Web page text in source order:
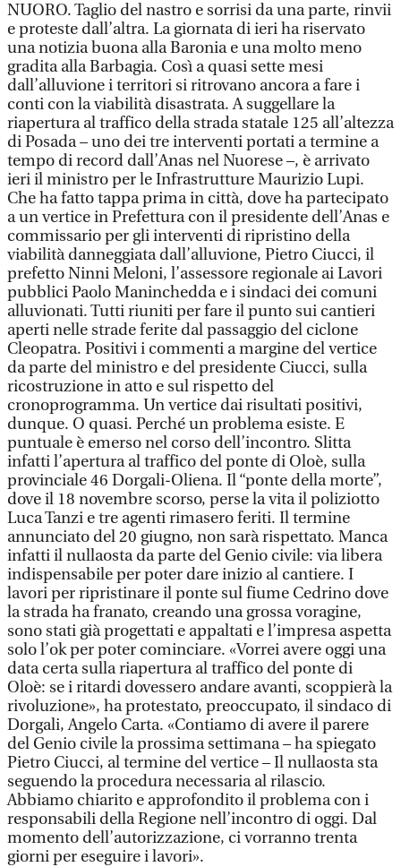
NUORO. Taglio del nastro e sorrisi da una parte, rinvii
e proteste dall’altra. La giornata di ieri ha riservato
una notizia buona alla Baronia e una molto meno
gradita alla Barbagia. Così a quasi sette mesi
dall’alluvione i territori si ritrovano ancora a fare i
conti con la viabilità disastrata. A suggellare la
riapertura al traffico della strada statale 125 all’altezza
di Posada – uno dei tre interventi portati a termine a
tempo di record dall’Anas nel Nuorese –, è arrivato
ieri il ministro per le Infrastrutture Maurizio Lupi.
Che ha fatto tappa prima in città, dove ha partecipato
a un vertice in Prefettura con il presidente dell’Anas e
commissario per gli interventi di ripristino della
viabilità danneggiata dall’alluvione, Pietro Ciucci, il
prefetto Ninni Meloni, l’assessore regionale ai Lavori
pubblici Paolo Maninchedda e i sindaci dei comuni
alluvionati. Tutti riuniti per fare il punto sui cantieri
aperti nelle strade ferite dal passaggio del ciclone
Cleopatra. Positivi i commenti a margine del vertice
da parte del ministro e del presidente Ciucci, sulla
ricostruzione in atto e sul rispetto del
cronoprogramma. Un vertice dai risultati positivi,
dunque. O quasi. Perché un problema esiste. E
puntuale è emerso nel corso dell’incontro. Slitta
infatti l’apertura al traffico del ponte di Oloè, sulla
provinciale 46 Dorgali-Oliena. Il “ponte della morte”,
dove il 18 novembre scorso, perse la vita il poliziotto
Luca Tanzi e tre agenti rimasero feriti. Il termine
annunciato del 20 giugno, non sarà rispettato. Manca
infatti il nullaosta da parte del Genio civile: via libera
indispensabile per poter dare inizio al cantiere. I
lavori per ripristinare il ponte sul fiume Cedrino dove
la strada ha franato, creando una grossa voragine,
sono stati già progettati e appaltati e l’impresa aspetta
solo l’ok per poter cominciare. «Vorrei avere oggi una
data certa sulla riapertura al traffico del ponte di
Oloè: se i ritardi dovessero andare avanti, scoppierà la
rivoluzione», ha protestato, preoccupato, il sindaco di
Dorgali, Angelo Carta. «Contiamo di avere il parere
del Genio civile la prossima settimana – ha spiegato
Pietro Ciucci, al termine del vertice – Il nullaosta sta
seguendo la procedura necessaria al rilascio.
Abbiamo chiarito e approfondito il problema con i
responsabili della Regione nell’incontro di oggi. Dal
momento dell’autorizzazione, ci vorranno trenta
giorni per eseguire i lavori».